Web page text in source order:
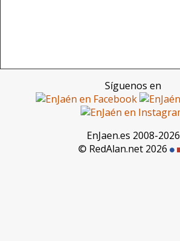
Síguenos en
EnJaen.es 2008-2026
© RedAlan.net 2026